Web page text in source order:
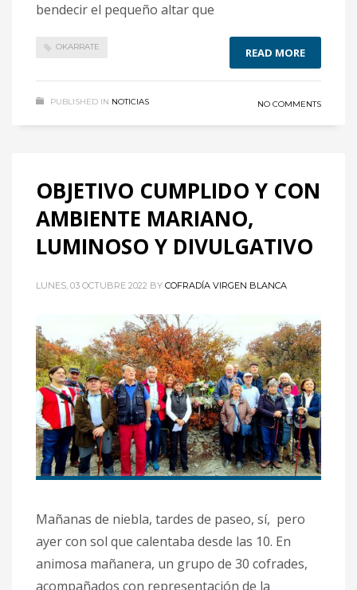
bendecir el pequeño altar que
OKARRATE READ MORE
PUBLISHED IN NOTICIAS NO COMMENTS
OBJETIVO CUMPLIDO Y CON
AMBIENTE MARIANO,
LUMINOSO Y DIVULGATIVO
LUNES, 03 OCTUBRE 2022 BY COFRADÍA VIRGEN BLANCA
Mañanas de niebla, tardes de paseo, sí, pero
ayer con sol que calentaba desde las 10. En
animosa mañanera, un grupo de 30 cofrades,
acompañados con representación de la